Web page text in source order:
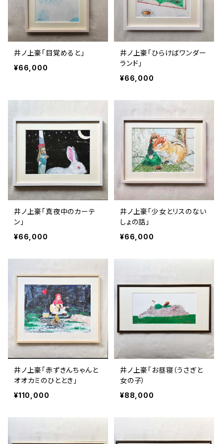
井ノ上豪「目覚めると」
¥66,000
井ノ上豪「ひらけばワンダー
ランド」
¥66,000
井ノ上豪「真夜中のカーテ
ン」
¥66,000
井ノ上豪「少女とリスのない
しょの話」
¥66,000
井ノ上豪「赤ずきんちゃんと
オオカミのひととき」
¥110,000
井ノ上豪「お昼寝（うさぎと
女の子）
¥88,000